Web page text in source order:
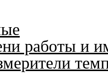
работы и